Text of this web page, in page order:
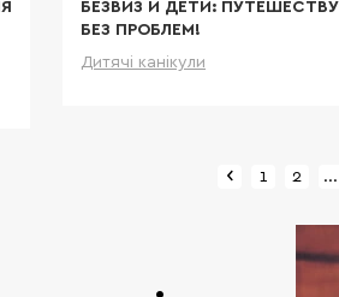
БЕЗВИЗ И ДЕТИ:
БЕЗ ПРОБЛЕМ!
Дитячі канікули
‹Previous
1 2 ...